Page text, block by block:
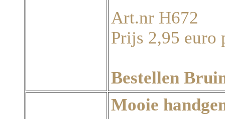
Art.nr H672
Prijs 2,95 euro
Bestellen
Mooie